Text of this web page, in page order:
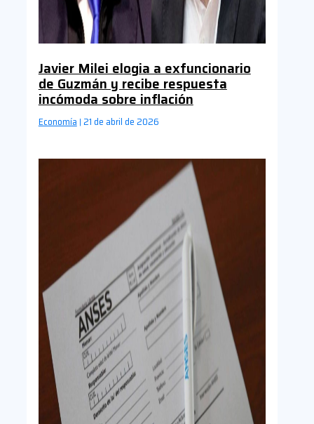
Javier Milei elogia a exfuncionario
de Guzmán y recibe respuesta
incómoda sobre inflación
Economía | 21 de abril de 2026